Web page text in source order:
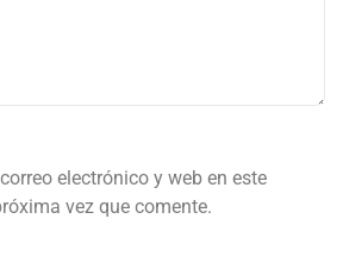
electrónico y web en este
vez que comente.